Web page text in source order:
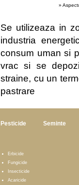
»
Se utilizeaza in
industria
consum uman si
vrac si se
straine, cu un
pastrare
Pesticide
Erbicide
Fungicide
Insecticide
Acaricide
Seminte